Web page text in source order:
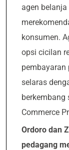
agen
konsumen.
opsi cicilan
pembayaran
selaras
berkembang
Commerce
Ordoro dan
pedagang